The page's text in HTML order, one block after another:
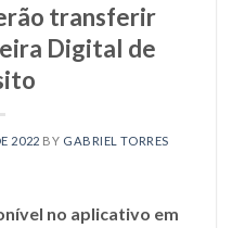
transferir
Digital de
2022 BY GABRIEL TORRES
no aplicativo em